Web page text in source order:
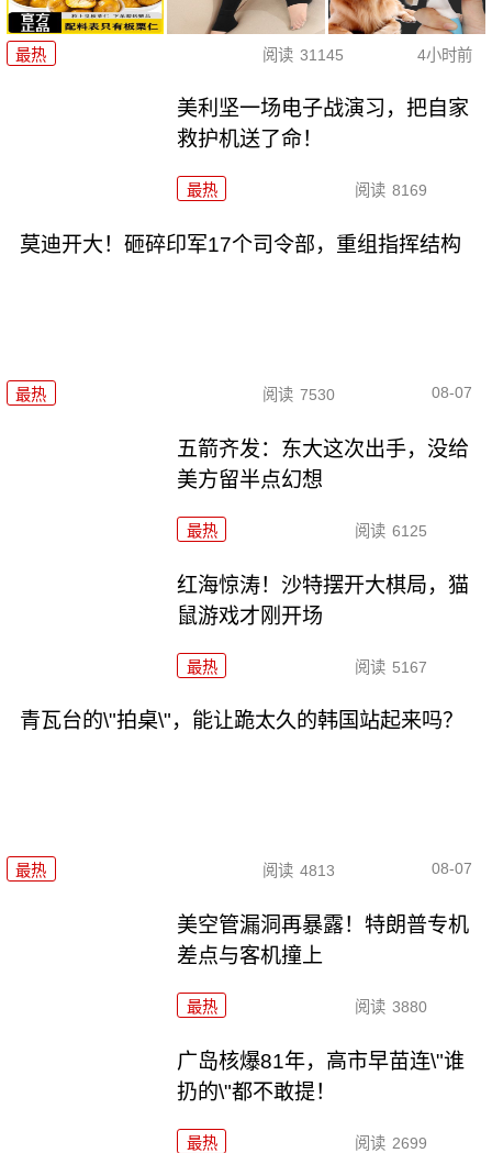
最热 阅读 31145 4小时前
美利坚一场电子战演习，把自家
救护机送了命！
最热 阅读 8169
莫迪开大！砸碎印军17个司令部，重组指挥结构
最热 阅读 7530 08-07
五箭齐发：东大这次出手，没给
美方留半点幻想
最热 阅读 6125
红海惊涛！沙特摆开大棋局，猫
鼠游戏才刚开场
最热 阅读 5167
青瓦台的\"拍桌\"，能让跪太久的韩国站起来吗？
最热 阅读 4813 08-07
美空管漏洞再暴露！特朗普专机
差点与客机撞上
最热 阅读 3880
广岛核爆81年，高市早苗连\"谁
扔的\"都不敢提！
最热 阅读 2699